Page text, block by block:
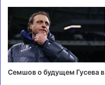
Семшов о будущем Гусева в